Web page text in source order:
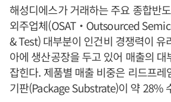
해성디에스가 거래하는 주요 종합반
외주업체(OSAT‧Outsourced
& Test) 대부분이 인건비 경쟁력이 유
아에 생산공장을 두고 있어 매출의
잡힌다. 제품별 매출 비중은 리드프
기판(Package Substrate)이 약 28%